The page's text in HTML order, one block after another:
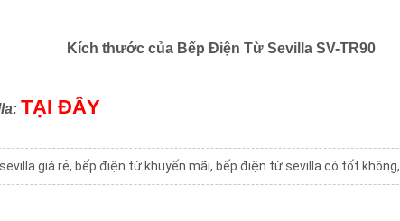
Kích thước của Bếp Điện Từ Sevilla SV-TR90
TẠI ĐÂY
giá rẻ, bếp điện từ khuyến mãi, bếp điện từ sevilla có tốt không,